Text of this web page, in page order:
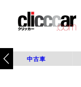
中古車